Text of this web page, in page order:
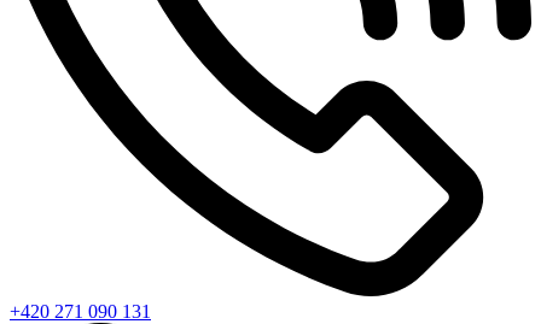
+420 271 090 131